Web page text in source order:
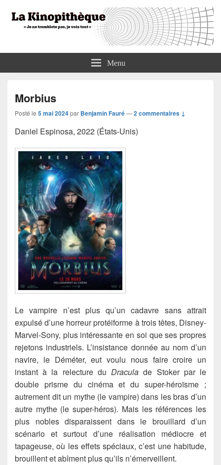
La KinopithèqueMenu
Morbius
Posté le 5 mai 2024par Benjamin Fauré—2 commentaires ↓
Daniel Espinosa, 2022 (États-Unis)
Le vampire n’est plus qu’un cadavre sans attrait
expulsé d’une horreur protéiforme à trois têtes, Disney-
Marvel-Sony, plus intéressante en soi que ses propres
rejetons industriels. L’insistance donnée au nom d’un
navire, le Déméter, eut voulu nous faire croire un
instant à la relecture duDracula de Stoker par le
double prisme du cinéma et du super-héroïsme ;
autrement dit un mythe (le vampire) dans les bras d’un
autre mythe (le super-héros). Mais les références les
plus nobles disparaissent dans le brouillard d’un
scénario et surtout d’une réalisation médiocre et
tapageuse, où les effets spéciaux, c’est une habitude,
brouillent et abîment plus qu’ils n’émerveillent.